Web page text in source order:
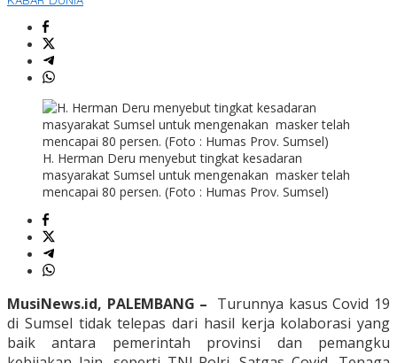
H. Herman Deru menyebut tingkat kesadaran
masyarakat Sumsel untuk mengenakan masker telah
mencapai 80 persen. (Foto : Humas Prov. Sumsel)
MusiNews.id, PALEMBANG – Turunnya kasus Covid 19
di Sumsel tidak telepas dari hasil kerja kolaborasi yang
baik antara pemerintah provinsi dan pemangku